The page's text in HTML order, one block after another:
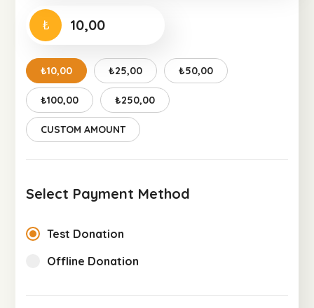
₺
₺10,00 ₺25,00 ₺50,00
₺100,00 ₺250,00
CUSTOM AMOUNT
Select Payment Method
Test Donation
Offline Donation